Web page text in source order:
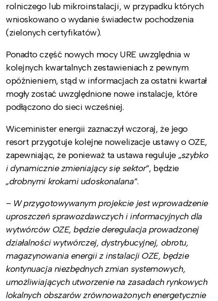
rolniczego lub mikroinstalacji, w przypadku których
wnioskowano o wydanie świadectw pochodzenia
(zielonych certyfikatów).
Ponadto część nowych mocy URE uwzględnia w
kolejnych kwartalnych zestawieniach z pewnym
opóźnieniem, stąd w informacjach za ostatni kwartał
mogły zostać uwzględnione nowe instalacje, które
podłączono do sieci wcześniej.
Wiceminister energii zaznaczył wczoraj, że jego
resort przygotuje kolejne nowelizacje ustawy o OZE,
zapewniając, że ponieważ ta ustawa reguluje „szybko
i dynamicznie zmieniający się sektor”, będzie
„drobnymi krokami udoskonalana”.
– W przygotowywanym projekcie jest wprowadzenie
uproszczeń sprawozdawczych i informacyjnych dla
wytwórców OZE, będzie deregulacja prowadzonej
działalności wytwórczej, dystrybucyjnej, obrotu,
magazynowania energii z instalacji OZE, będzie
kontynuacja niezbędnych zmian systemowych,
umożliwiających utworzenie na zasadach rynkowych
lokalnych obszarów zrównoważonych energetycznie